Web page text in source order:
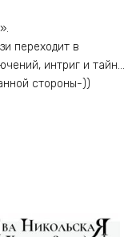
переходит в
интриг и тайн…
стороны-))